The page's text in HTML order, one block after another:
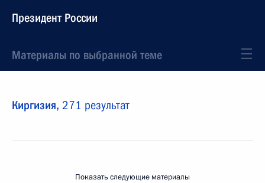
Президент России
Материалы по выбранной теме
Киргизия, 271 результат
Показать следующие материалы